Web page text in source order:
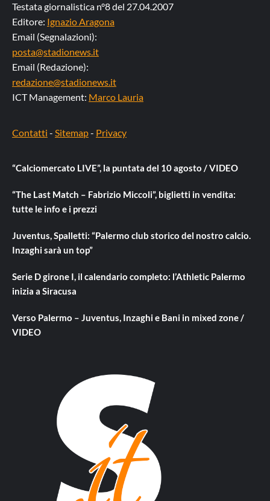
Testata giornalistica n°8 del 27.04.2007
Editore: Ignazio Aragona
Email (Segnalazioni):
posta@stadionews.it
Email (Redazione):
redazione@stadionews.it
ICT Management: Marco Lauria
Contatti - Sitemap- Privacy
“Calciomercato LIVE”, la puntata del 10 agosto / VIDEO
“The Last Match – Fabrizio Miccoli”, biglietti in vendita:
tutte le info e i prezzi
Juventus, Spalletti: “Palermo club storico del nostro calcio.
Inzaghi sarà un top”
Serie D girone I, il calendario completo: l’Athletic Palermo
inizia a Siracusa
Verso Palermo – Juventus, Inzaghi e Bani in mixed zone /
VIDEO